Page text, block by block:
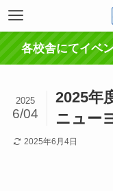
各校舎にてイベ
2025年
ニュー
2025
6/04
2025年6月4日